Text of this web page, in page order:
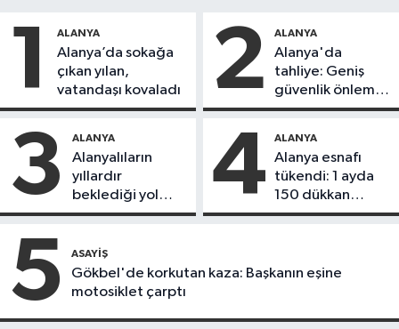
1 ALANYA
Alanya’da sokağa
çıkan yılan,
vatandaşı kovaladı
2 ALANYA
Alanya'da
tahliye: Geniş
güvenlik önlemi
alındı
3 ALANYA
Alanyalıların
yıllardır
beklediği yol
askıdan döndü
4 ALANYA
Alanya esnafı
tükendi: 1 ayda
150 dükkan
kapandı
5 ASAYIŞ
Gökbel'de korkutan kaza: Başkanın eşine
motosiklet çarptı